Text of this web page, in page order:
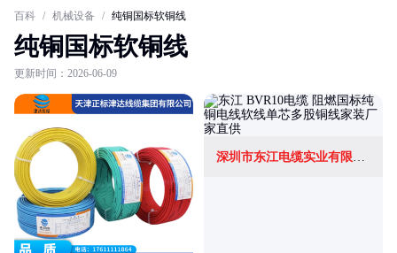
百科 / 机械设备 / 纯铜国标软铜线
纯铜国标软铜线
更新时间：2026-06-09
深圳市东江电缆实业有限公司